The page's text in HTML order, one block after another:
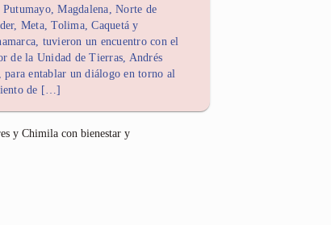
Putumayo, Magdalena, Norte de
Meta, Tolima, Caquetá y
tuvieron un encuentro con el
de la Unidad de Tierras, Andrés
para entablar un diálogo en torno al
de […]
de control y
tráfico ilegal de Pez Loro en
y Chimila con bienestar y